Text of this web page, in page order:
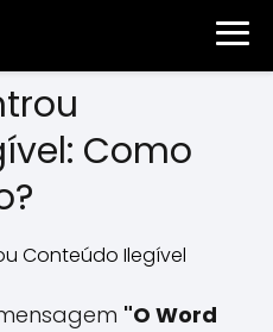
Como
"O Word